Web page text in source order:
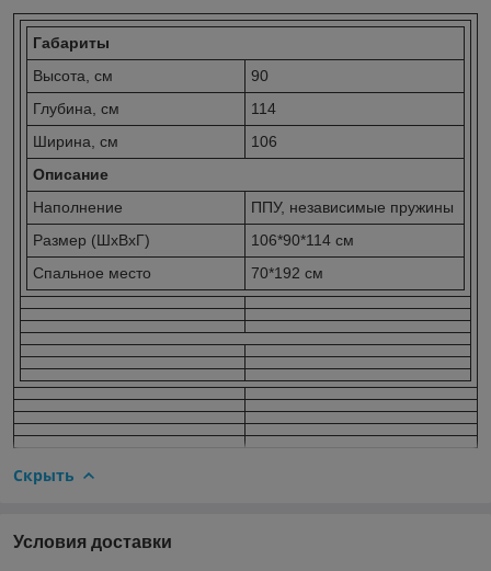
Габариты
Высота, см
90
Глубина, см
114
Ширина, см
106
Описание
Наполнение
ППУ, независимые пружины
Размер (ШхВхГ)
106*90*114 см
Спальное место
70*192 см
Скрыть
Условия доставки